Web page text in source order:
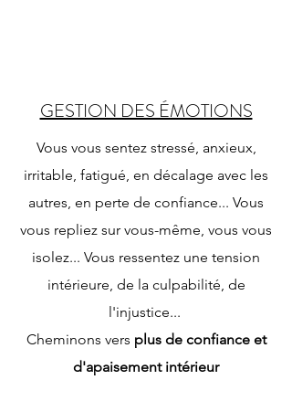
GESTION DES ÉMOTIONS
Vous vous sentez stressé, anxieux,
irritable, fatigué, en décalage avec les
autres, en perte de confiance... Vous
vous repliez sur vous-même, vous vous
isolez... Vous ressentez une tension
intérieure, de la culpabilité, de
l'injustice...
Cheminons vers plus de confiance et
d'apaisement intérieur